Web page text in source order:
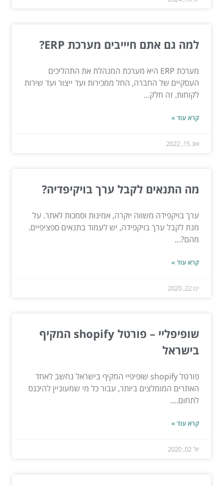
למה גם אתם חיייבים מערכת ERP?
מערכת ERP היא מערכת המנהלת את התהליכים
העסקיים של החברה, החל ממכירות ועד ייצור ועד שירות
לקוחות. זה חלק...
קרא עוד »
אוג 15, 2022
מה התנאים לקבל ערך בויקיפדיה?
ערך בויקפידה משווה יוקרה, אמינות וסמכות לאתר. על
מנת לקבל ערך בויקפידה, יש לעמוד בתנאים ספציפיים.
מהם?...
קרא עוד »
ינו 22, 2020
שופיפליי – פורטל shopify המקיף
בישראל
פורטל shopify שופיפיי המקיף בישראל נחשב לאחד
האתרים המומלצים ביותר, עבור כל מי שמעוניין להיכנס
לתחום....
קרא עוד »
יול 02, 2020